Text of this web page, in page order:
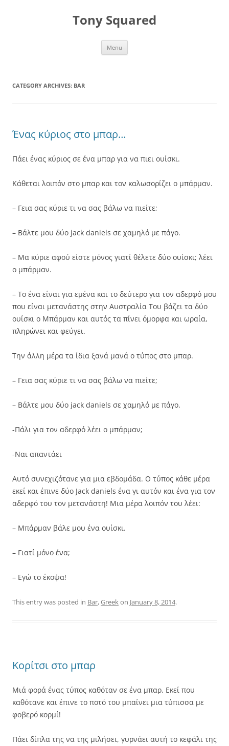
Tony Squared
Menu
CATEGORY ARCHIVES: BAR
Ένας κύριος στο μπαρ…
Πάει ένας κύριος σε ένα μπαρ για να πιει ουίσκι.
Κάθεται λοιπόν στο μπαρ και τον καλωσορίζει ο μπάρμαν.
– Γεια σας κύριε τι να σας βάλω να πιείτε;
– Βάλτε μου δύο jack daniels σε χαμηλό με πάγο.
– Μα κύριε αφού είστε μόνος γιατί θέλετε δύο ουίσκι; λέει
ο μπάρμαν.
– Το ένα είναι για εμένα και το δεύτερο για τον αδερφό μου
που είναι μετανάστης στην Αυστραλία Του βάζει τα δύο
ουίσκι ο Μπάρμαν και αυτός τα πίνει όμορφα και ωραία,
πληρώνει και φεύγει.
Την άλλη μέρα τα ίδια ξανά μανά ο τύπος στο μπαρ.
– Γεια σας κύριε τι να σας βάλω να πιείτε;
– Βάλτε μου δύο jack daniels σε χαμηλό με πάγο.
-Πάλι για τον αδερφό λέει ο μπάρμαν;
-Ναι απαντάει
Αυτό συνεχιζότανε για μια εβδομάδα. Ο τύπος κάθε μέρα
εκεί και έπινε δύο Jack daniels ένα γι αυτόν και ένα για τον
αδερφό του τον μετανάστη! Μια μέρα λοιπόν του λέει:
– Μπάρμαν βάλε μου ένα ουίσκι.
– Γιατί μόνο ένα;
– Εγώ το έκοψα!
This entry was posted in Bar,Greekon January 8, 2014.
Κορίτσι στο μπαρ
Μιά φορά ένας τύπος καθόταν σε ένα μπαρ. Εκεί που
καθότανε και έπινε το ποτό του μπαίνει μια τύπισσα με
φοβερό κορμί!
Πάει δίπλα της να της μιλήσει, γυρνάει αυτή το κεφάλι της